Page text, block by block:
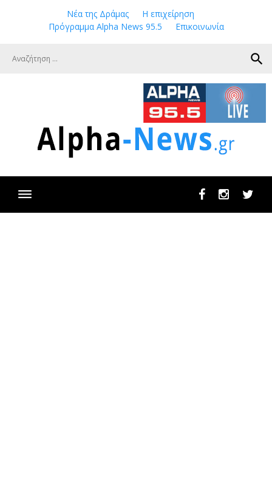
Νέα της Δράμας
Η επιχείρηση
Πρόγραμμα Alpha News 95.5
Επικοινωνία
search
FacebookInstagram